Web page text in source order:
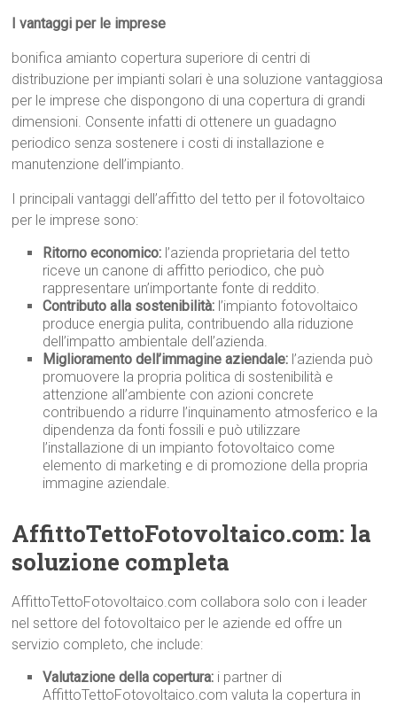
I vantaggi per le imprese
bonifica amianto copertura superiore di centri di
distribuzione per impianti solari è una soluzione vantaggiosa
per le imprese che dispongono di una copertura di grandi
dimensioni. Consente infatti di ottenere un guadagno
periodico senza sostenere i costi di installazione e
manutenzione dell’impianto.
I principali vantaggi dell’affitto del tetto per il fotovoltaico
per le imprese sono:
Ritorno economico: l’azienda proprietaria del tetto
riceve un canone di affitto periodico, che può
rappresentare un’importante fonte di reddito.
Contributo alla sostenibilità: l’impianto fotovoltaico
produce energia pulita, contribuendo alla riduzione
dell’impatto ambientale dell’azienda.
Miglioramento dell’immagine aziendale: l’azienda può
promuovere la propria politica di sostenibilità e
attenzione all’ambiente con azioni concrete
contribuendo a ridurre l’inquinamento atmosferico e la
dipendenza da fonti fossili e può utilizzare
l’installazione di un impianto fotovoltaico come
elemento di marketing e di promozione della propria
immagine aziendale.
AffittoTettoFotovoltaico.com: la
soluzione completa
AffittoTettoFotovoltaico.com collabora solo con i leader
nel settore del fotovoltaico per le aziende ed offre un
servizio completo, che include:
Valutazione della copertura: i partner di
AffittoTettoFotovoltaico.com valuta la copertura in